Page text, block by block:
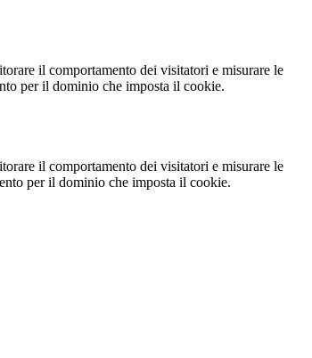
il comportamento dei visitatori e misurare le
per il dominio che imposta il cookie.
il comportamento dei visitatori e misurare le
per il dominio che imposta il cookie.